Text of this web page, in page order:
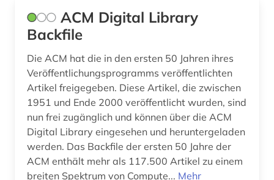
din-normen (1)
din-vde-norm (3)
din-vde-normen (1)
discovery service (1)
discovery system (1)
ACM Digital Library
Backfile
Die ACM hat die in den ersten 50 Jahren ihres
Veröffentlichungsprogramms veröffentlichten
Artikel freigegeben. Diese Artikel, die zwischen
1951 und Ende 2000 veröffentlicht wurden, sind
nun frei zugänglich und können über die ACM
Digital Library eingesehen und heruntergeladen
werden. Das Backfile der ersten 50 Jahre der
ACM enthält mehr als 117.500 Artikel zu einem
breiten Spektrum von Compute... Mehr